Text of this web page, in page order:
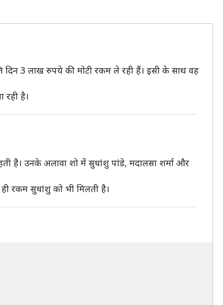
3 लाख रुपये की मोटी रकम ले रही हैं। इसी के साथ वह
रही है।
है। उनके अलावा शो में सुधांशु पांडे, मदालसा शर्मा और
रकम सुधांशु को भी मिलती है।